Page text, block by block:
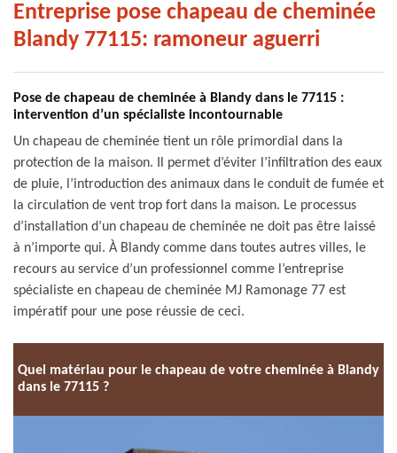
Entreprise pose chapeau de cheminée
Blandy 77115: ramoneur aguerri
Pose de chapeau de cheminée à Blandy dans le 77115 :
intervention d’un spécialiste incontournable
Un chapeau de cheminée tient un rôle primordial dans la
protection de la maison. Il permet d’éviter l’infiltration des eaux
de pluie, l’introduction des animaux dans le conduit de fumée et
la circulation de vent trop fort dans la maison. Le processus
d’installation d’un chapeau de cheminée ne doit pas être laissé
à n’importe qui. À Blandy comme dans toutes autres villes, le
recours au service d’un professionnel comme l’entreprise
spécialiste en chapeau de cheminée MJ Ramonage 77 est
impératif pour une pose réussie de ceci.
Quel matériau pour le chapeau de votre cheminée à Blandy
dans le 77115 ?